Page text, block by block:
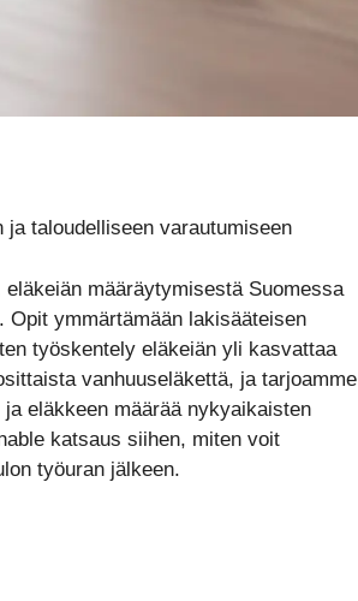
taloudelliseen varautumiseen
määräytymisestä Suomessa
ymmärtämään lakisääteisen
työskentely eläkeiän yli kasvattaa
vanhuuseläkettä, ja tarjoamme
eläkkeen määrää nykyaikaisten
katsaus siihen, miten voit
työuran jälkeen.